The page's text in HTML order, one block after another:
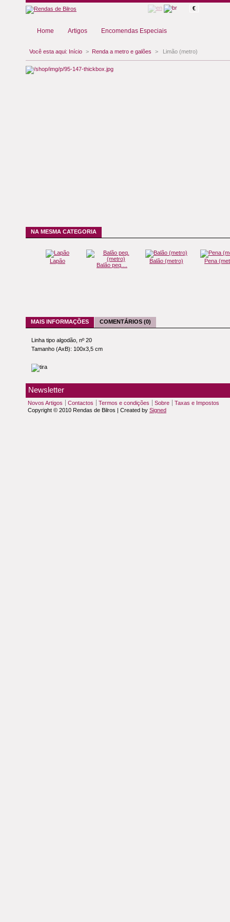
€
Home Artigos Encomendas Especiais
Você esta aqui: Início > Renda a metro e galões > Limão (metro)
NA MESMA CATEGORIA
Lapão
Balão peq....
Balão (metro) Pena
MAIS INFORMAÇÕES COMENTÁRIOS (0)
Linha tipo algodão, nº 20
Tamanho (AxB): 100x3,5 cm
Newsletter
Novos Artigos Contactos Termos e condições Sobre
Taxas e Impostos
Copyright © 2010 Rendas de Bilros | Created by Signed